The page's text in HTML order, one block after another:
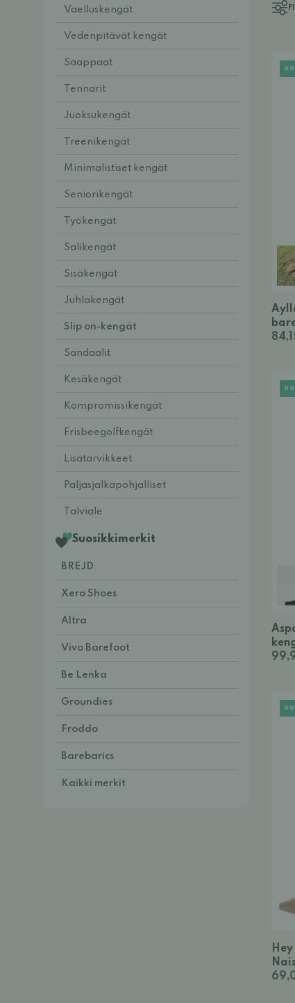
Vaelluskengät
Vedenpitävät kengät
Saappaat
Tennarit
Juoksukengät
Treenikengät
Minimalistiset kengät
Seniorikengät
Työkengät
Salikengät
Sisäkengät
Juhlakengät
Slip on-kengät
Sandaalit
Kesäkengät
Kompromissikengät
Frisbeegolfkengät
Lisätarvikkeet
Paljasjalkapohjalliset
Talviale
Suosikkimerkit
BREJD
Xero Shoes
Altra
Vivo Barefoot
Be Lenka
Groundies
Froddo
Barebarics
Kaikki merkit